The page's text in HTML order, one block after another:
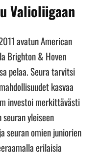
Valioliigaan
avatun American
Brighton & Hoven
pelaa. Seura tarvitsi
kasvaa
investoi merkittävästi
yleiseen
seuran omien juniorien
erilaisia